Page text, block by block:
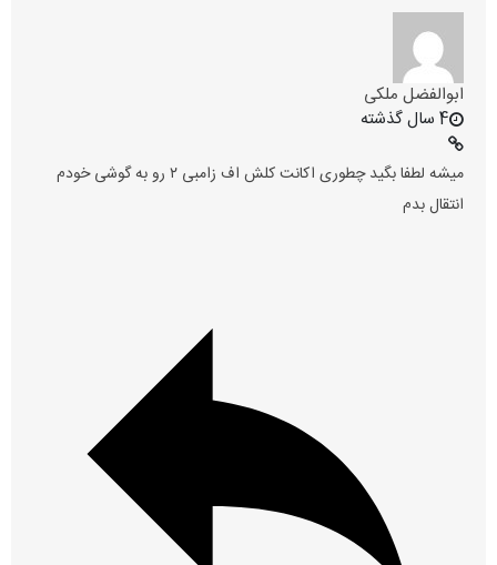
ابوالفضل ملکی
4 سال گذشته
میشه لطفا بگید چطوری اکانت کلش اف زامبی ۲ رو به گوشی خودم
انتقال بدم